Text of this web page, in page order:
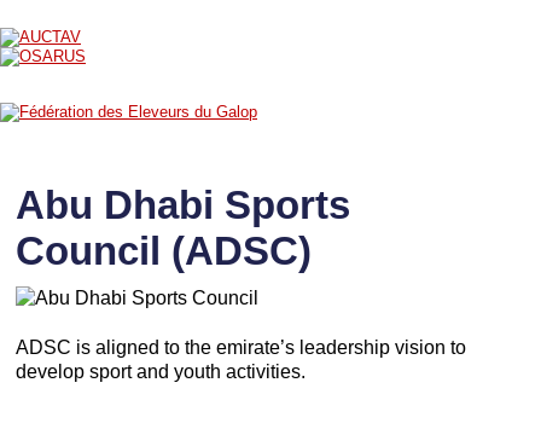
Abu Dhabi Sports
Council (ADSC)
ADSC is aligned to the emirate’s leadership vision to
develop sport and youth activities.